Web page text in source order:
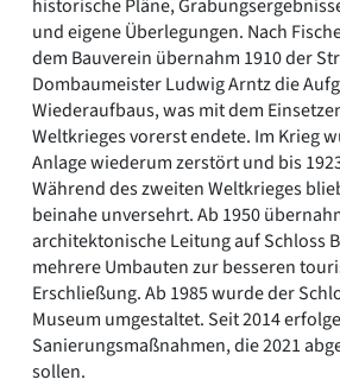
historische Pläne,
und eigene Überlegungen. Nach
dem Bauverein übernahm 1910 der
Dombaumeister Ludwig Arntz die
Wiederaufbaus, was mit dem
Weltkrieges vorerst endete. Im Krieg
Anlage wiederum zerstört und bis
Während des zweiten Weltkrieges
beinahe unversehrt. Ab 1950
architektonische Leitung auf Schloss
mehrere Umbauten zur besseren
Erschließung. Ab 1985 wurde der
Museum umgestaltet. Seit 2014
Sanierungsmaßnahmen, die 2021
sollen.